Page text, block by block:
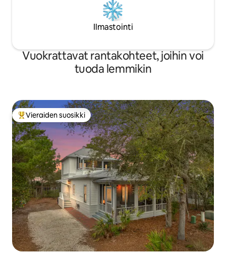
Ilmastointi
Vuokrattavat rantakohteet, joihin voi
tuoda lemmikin
Vieraiden suosikkien parhaimmistoa
Vieraiden suosikki